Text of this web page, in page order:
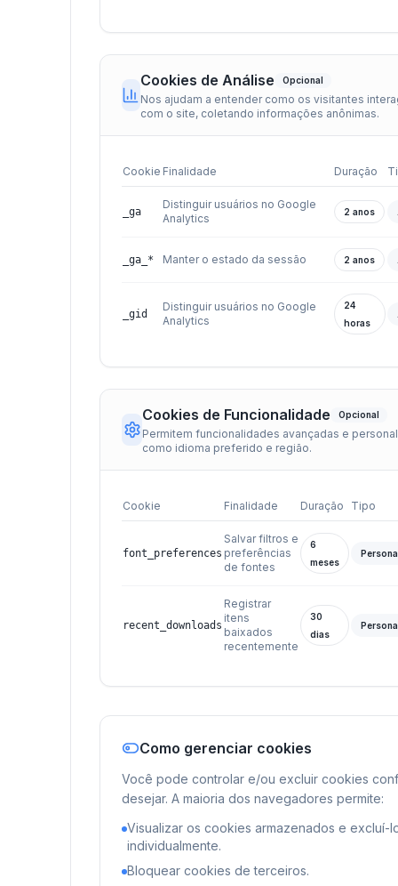
Cookies de Análise Opcional
Nos ajudam a entender como os visitantes
com o site, coletando informações anônimas.
Cookie Finalidade Duração
_ga
Distinguir usuários no Google
Analytics
2 anos
_ga_* Manter o estado da sessão 2 anos
_gid
Distinguir usuários no Google
Analytics
24
horas
Cookies de Funcionalidade Opcional
Permitem funcionalidades avançadas e
como idioma preferido e região.
Cookie Finalidade Duração Tipo
font_preferences
Salvar filtros e
preferências
de fontes
6
meses
recent_downloads
Registrar
itens
baixados
recentemente
30
dias
Como gerenciar cookies
Você pode controlar e/ou excluir cookies
desejar. A maioria dos navegadores permite:
Visualizar os cookies armazenados e excluí-
individualmente.
Bloquear cookies de terceiros.